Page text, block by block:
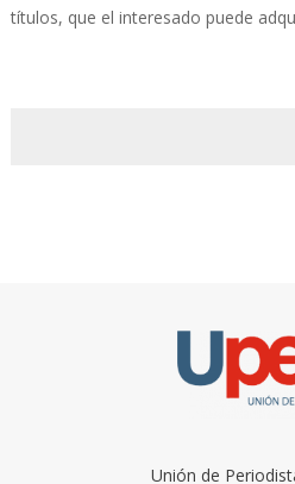
títulos, que el interesado puede
Unión de